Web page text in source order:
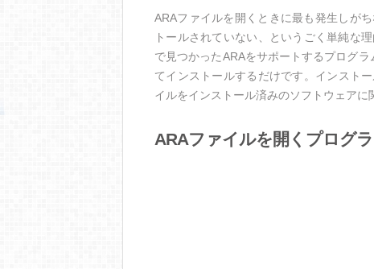
ARAファイルを開くときに最も発生しが
トールされていない、というごく単純な
で見つかったARAをサポートするプログ
てインストールするだけです。インスト
イルをインストール済みのソフトウェアに
ARAファイルを開くプログ